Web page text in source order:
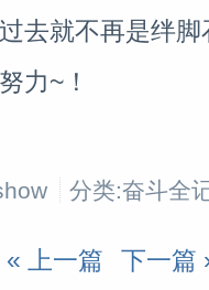
去就不再是绊
力~！
分类:奋斗全
« 上一篇 下一篇